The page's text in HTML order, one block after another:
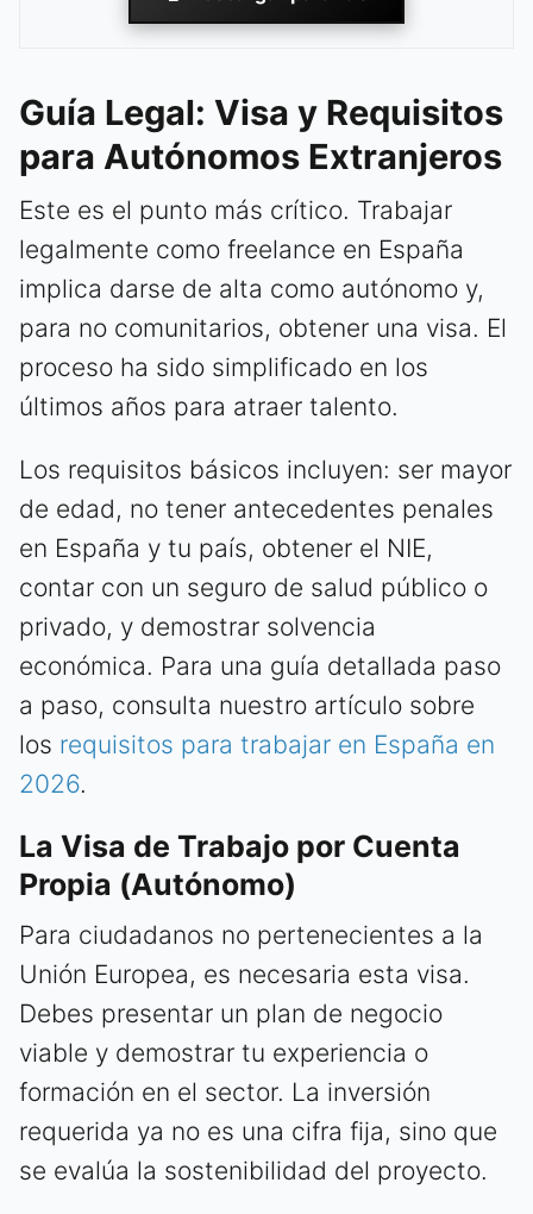
Guía Legal: Visa y Requisitos
para Autónomos Extranjeros
Este es el punto más crítico. Trabajar
legalmente como freelance en España
implica darse de alta como autónomo y,
para no comunitarios, obtener una visa. El
proceso ha sido simplificado en los
últimos años para atraer talento.
Los requisitos básicos incluyen: ser mayor
de edad, no tener antecedentes penales
en España y tu país, obtener el NIE,
contar con un seguro de salud público o
privado, y demostrar solvencia
económica. Para una guía detallada paso
a paso, consulta nuestro artículo sobre
los requisitos para trabajar en España en
2026.
La Visa de Trabajo por Cuenta
Propia (Autónomo)
Para ciudadanos no pertenecientes a la
Unión Europea, es necesaria esta visa.
Debes presentar un plan de negocio
viable y demostrar tu experiencia o
formación en el sector. La inversión
requerida ya no es una cifra fija, sino que
se evalúa la sostenibilidad del proyecto.